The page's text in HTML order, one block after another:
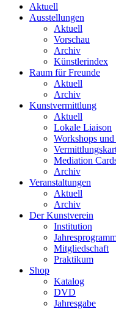
Aktuell
Ausstellungen
Aktuell
Vorschau
Archiv
Künstlerindex
Raum für Freunde
Aktuell
Archiv
Kunstvermittlung
Aktuell
Lokale Liaison
Workshops
Mediation
Archiv
Veranstaltungen
Aktuell
Archiv
Der Kunstverein
Institution
Mitgliedschaft
Praktikum
Shop
Katalog
DVD
Jahresgabe